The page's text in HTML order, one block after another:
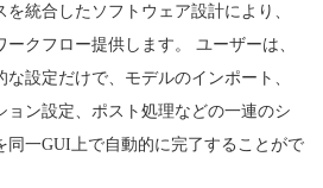
統合したソフトウェア設計により、
クフロー提供します。 ユーザーは、
設定だけで、モデルのインポート、
ョン設定、ポスト処理などの一連のシ
同一GUI上で自動的に完了することがで